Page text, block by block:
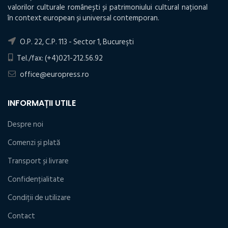
valorilor culturale românești și patrimoniului cultural național
în context european și universal contemporan.
O.P. 22, C.P. 113 - Sector 1, Bucureşti
Tel./fax: (+4)021-212.56.92
office@europress.ro
INFORMAȚII UTILE
Despre noi
Comenzi și plată
Transport și livrare
Confidențialitate
Condiţii de utilizare
Contact